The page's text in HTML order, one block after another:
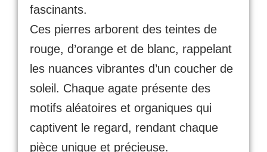
fascinants.
Ces pierres arborent des teintes de
rouge, d’orange et de blanc, rappelant
les nuances vibrantes d’un coucher de
soleil. Chaque agate présente des
motifs aléatoires et organiques qui
captivent le regard, rendant chaque
pièce unique et précieuse.